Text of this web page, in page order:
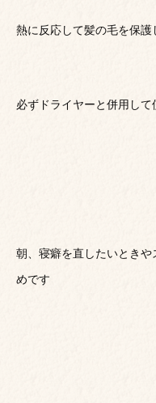
熱に反応して髪の毛を保
必ずドライヤーと併用し
朝、寝癖を直したいとき
めです